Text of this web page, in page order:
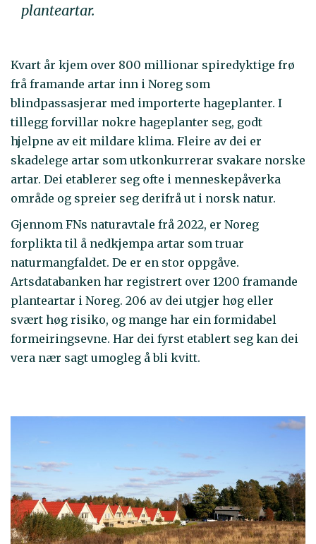
planteartar.
Kvart år kjem over 800 millionar spiredyktige frø
frå framande artar inn i Noreg som
blindpassasjerar med importerte hageplanter. I
tillegg forvillar nokre hageplanter seg, godt
hjelpne av eit mildare klima. Fleire av dei er
skadelege artar som utkonkurrerar svakare norske
artar. Dei etablerer seg ofte i menneskepåverka
område og spreier seg derifrå ut i norsk natur.
Gjennom FNs naturavtale frå 2022, er Noreg
forplikta til å nedkjempa artar som truar
naturmangfaldet. De er en stor oppgåve.
Artsdatabanken har registrert over 1200 framande
planteartar i Noreg. 206 av dei utgjer høg eller
svært høg risiko, og mange har ein formidabel
formeiringsevne. Har dei fyrst etablert seg kan dei
vera nær sagt umogleg å bli kvitt.